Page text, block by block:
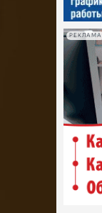
РЕКЛАМА